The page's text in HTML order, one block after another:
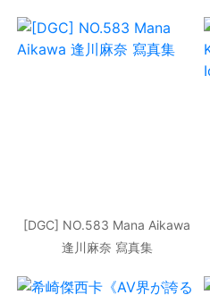
[DGC] NO.583 Mana Aikawa
逢川麻奈 寫真集